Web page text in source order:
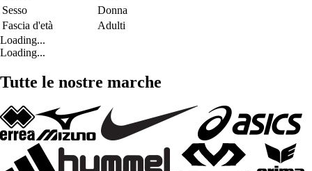
Sesso
Donna
Fascia d'età
Adulti
Loading...
Loading...
Tutte le nostre marche